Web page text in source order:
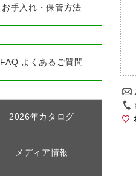
お手入れ・保管方法
FAQ よくあるご質問
2026年カタログ
メディア情報